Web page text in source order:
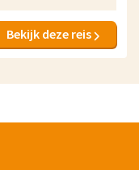
Bekijk deze reis